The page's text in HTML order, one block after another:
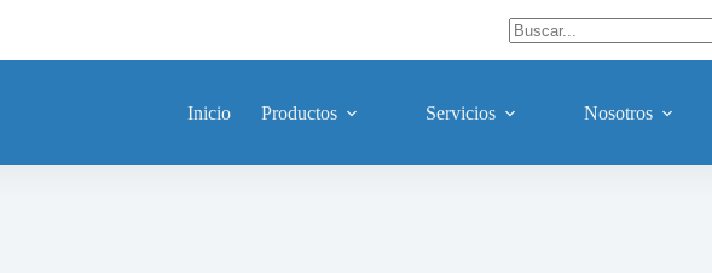
Inicio
Productos Servicios Nosotros